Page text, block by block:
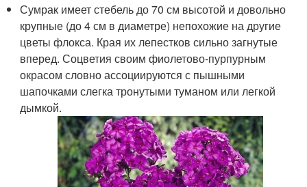
Сумрак имеет стебель до 70 см высотой и довольно
крупные (до 4 см в диаметре) непохожие на другие
цветы флокса. Края их лепестков сильно загнутые
вперед. Соцветия своим фиолетово-пурпурным
окрасом словно ассоциируются с пышными
шапочками слегка тронутыми туманом или легкой
дымкой.